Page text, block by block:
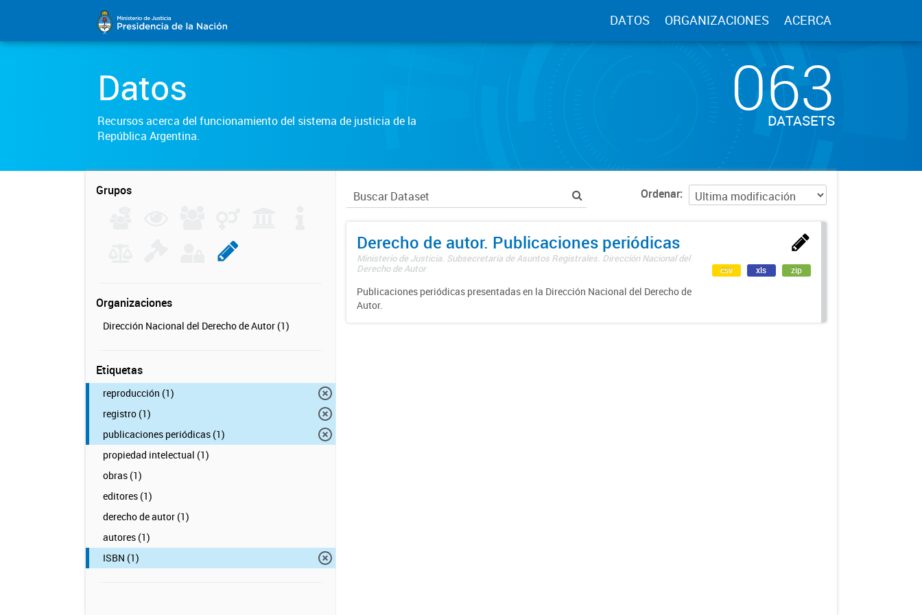
DATOS ORGANIZACIONES ACERCA
Datos
Recursos acerca del funcionamiento del sistema de justicia de la
República Argentina.
063
DATASETS
Grupos
Organizaciones
Dirección Nacional del Derecho de Autor (1)
Etiquetas
reproducción (1)
registro (1)
publicaciones periódicas (1)
propiedad intelectual (1)
obras (1)
editores (1)
derecho de autor (1)
autores (1)
ISBN (1)
Ordenar
Derecho de autor. Publicaciones periódicas
Ministerio de Justicia. Subsecretaría de Asuntos Registrales. Dirección Nacional del
Derecho de Autor
Publicaciones periódicas presentadas en la Dirección Nacional del Derecho de
Autor.
csv xls zip